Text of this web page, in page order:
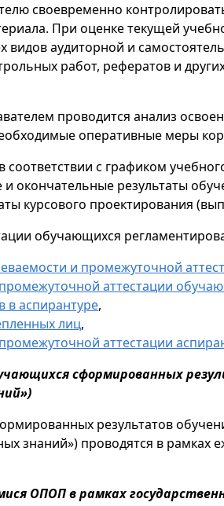
своевременно
При оценке текущей
аудиторной и
работ, рефератов и
проводится анализ
оперативные меры
с графиком
окончательные результаты
курсового проектирования
обучающихся
и промежуточной
аттестации
в аспирантуре,
лиц,
аттестации
сформированных
результатов
знаний») проводятся в
ОПОП в рамках